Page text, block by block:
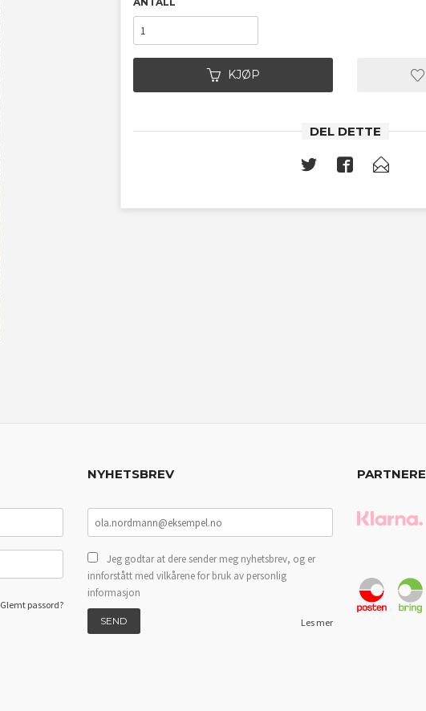
KJØP
DEL DETTE
Glemt passord?
NYHETSBREV
Jeg godtar at dere sender meg nyhetsbrev, og er
innforstått med vilkårene for bruk av personlig
informasjon
Les mer
PARTNERE